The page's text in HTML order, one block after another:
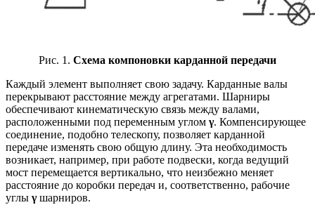
Рис. 1. Схема компоновки карданной передачи
Каждый элемент выполняет свою задачу. Карданные валы
перекрывают расстояние между агрегатами. Шарниры
обеспечивают кинематическую связь между валами,
расположенными под переменным углом γ. Компенсирующее
соединение, подобно телескопу, позволяет карданной
передаче изменять свою общую длину. Эта необходимость
возникает, например, при работе подвески, когда ведущий
мост перемещается вертикально, что неизбежно меняет
расстояние до коробки передач и, соответственно, рабочие
углы γшарниров.